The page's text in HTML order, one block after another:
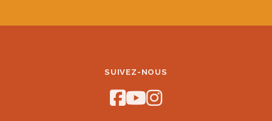
SUIVEZ-NOUS